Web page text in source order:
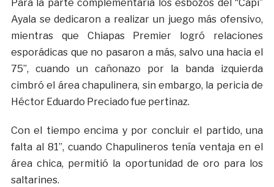
Para la parte complementaria los esbozos del “Capi”
Ayala se dedicaron a realizar un juego más ofensivo,
mientras que Chiapas Premier logró relaciones
esporádicas que no pasaron a más, salvo una hacia el
75”, cuando un cañonazo por la banda izquierda
cimbró el área chapulinera, sin embargo, la pericia de
Héctor Eduardo Preciado fue pertinaz.
Con el tiempo encima y por concluir el partido, una
falta al 81”, cuando Chapulineros tenía ventaja en el
área chica, permitió la oportunidad de oro para los
saltarines.